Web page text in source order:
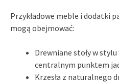
Przykładowe meble i dodatki
mogą obejmować:
Drewniane stoły w
centralnym punktem
Krzesła z naturalnego